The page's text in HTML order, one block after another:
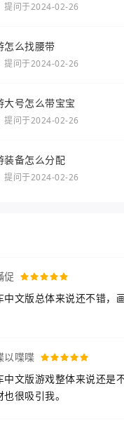
提问于2024-02-26
怎么找腰带
提问于2024-02-26
大号怎么带宝宝
提问于2024-02-26
装备怎么分配
提问于2024-02-26
促
中文版总体来说还不错，
以喋喋
中文版游戏整体来说还是
很吸引我。